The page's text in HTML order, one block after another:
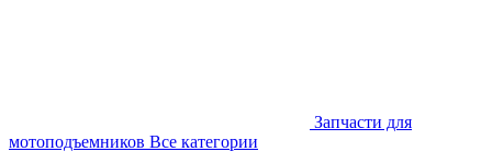
Запчасти для
мотоподъемников Все категории